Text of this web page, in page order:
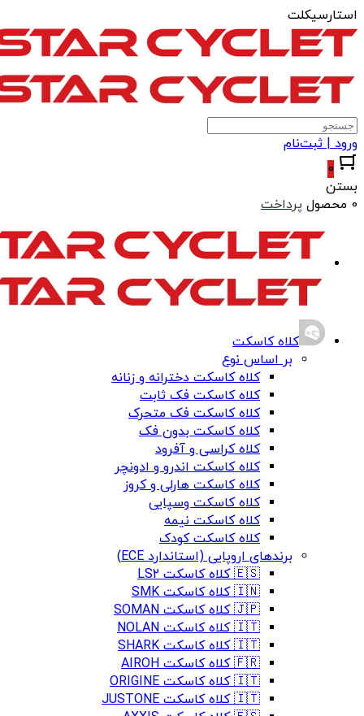
استارسیکلت
ورود | ثبت‌نام
0
بستن
0 محصول
پرداخت
کلاه کاسکت
بر اساس نوع
کلاه کاسکت دخترانه و زنانه
کلاه کاسکت فک ثابت
کلاه کاسکت فک متحرک
کلاه کاسکت بدون فک
کلاه کراسی و آفرود
کلاه کاسکت اندرو و ادونچر
کلاه کاسکت هارلی و کروز
کلاه کاسکت وسپایی
کلاه کاسکت نیمه
کلاه کاسکت کودک
برندهای اروپایی (استاندارد ECE)
🇪🇸 کلاه کاسکت LS2
🇮🇳 کلاه کاسکت SMK
🇯🇵 کلاه کاسکت SOMAN
🇮🇹 کلاه کاسکت NOLAN
🇮🇹 کلاه کاسکت SHARK
🇫🇷 کلاه کاسکت AIROH
🇮🇹 کلاه کاسکت ORIGINE
🇮🇹 کلاه کاسکت JUSTONE